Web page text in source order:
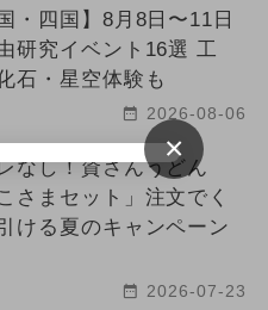
日帰り
夏休み（涼しい）
ビュッフェ
スマス
2022年のイベント
・四国】8月8日〜11日
研究イベント16選 工
石・星空体験も
2026-08-06
なし！資さんうどん
さまセット」注文でく
ける夏のキャンペーン
2026-07-23
×